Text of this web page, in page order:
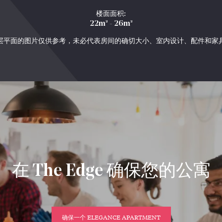
楼面面积:
22m² - 26m²
平面的图片仅供参考，未必代表房间的确切大小、室内设计、配件和家
在 The Edge 确保您的公寓
确保一个 ELEGANCE APARTMENT